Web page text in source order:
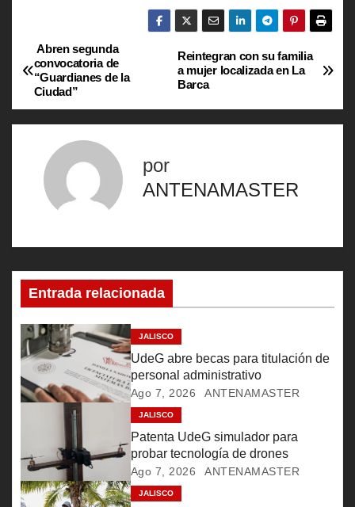
N
a
v
ó
n
d
e
n
Reintegran con su familia
a mujer localizada en La
Barca
Abren segunda
convocatoria de
“Guardianes de la
Ciudad”
por
ANTENAMASTER
Entrada relacionada
JALISCO
UdeG abre becas para titulación de
personal administrativo
Ago 7, 2026 ANTENAMASTER
JALISCO
Patenta UdeG simulador para
probar tecnología de drones
Ago 7, 2026 ANTENAMASTER
JALISCO